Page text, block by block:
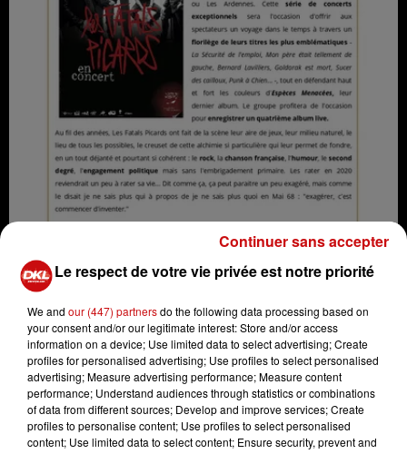
Fatals Picards
Crédit :Fatals Picards
Le respect de votre vie privée est notre priorité
We and our (447) partnersdo the following data processing based on
your consent and/or our legitimate interest: Store and/or access
information on a device; Use limited data to select advertising; Create
profiles for personalised advertising; Use profiles to select personalised
advertising; Measure advertising performance; Measure content
performance; Understand audiences through statistics or combinations
of data from different sources; Develop and improve services; Create
profiles to personalise content; Use profiles to select personalised
content; Use limited data to select content; Ensure security, prevent and
Continuer sans accepter